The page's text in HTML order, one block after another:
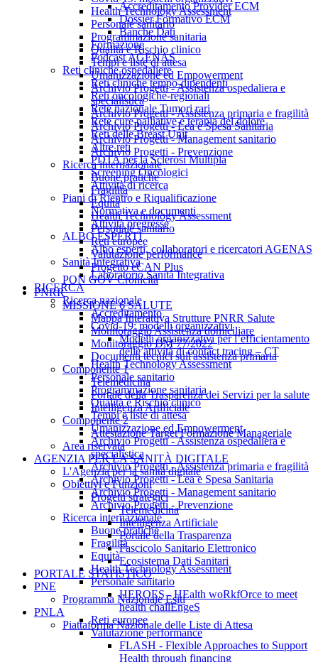
Health Technology Assessment
Personale sanitario
Programmazione sanitaria
Qualità e Rischio clinico
Tempi e liste di attesa
Umanizzazione ed Empowerment
Archivio Progetti - Assistenza ospedaliera e
specialistica
Archivio Progetti - Assistenza primaria e fragilità
Archivio Progetti - Lea e Spesa Sanitaria
Archivio Progetti - Management sanitario
Archivio Progetti - Prevenzione
Ricerca internazionale
Buone pratiche
Fragilità
Equità
Health Technology Assessment
Personale sanitario
Reti europee
Valutazione performance
Progetto eCAN Plus
PON GOV Cronicità
PNRR
MISSIONE 6 SALUTE
Mappa Interattiva Strutture PNRR Salute
Monitoraggio Assistenza domiciliare
Monitoraggio DM 77/2022
Documenti tecnici sull'assistenza primaria
Componente 1
Telemedicina
Portale della Trasparenza dei Servizi per la salute
Intelligenza Artificiale
Componente 2
Attestazione Target Formazione Manageriale
Area riservata
AGENZIA PER LA SANITÀ DIGITALE
L'Agenzia per la sanità digitale
Obiettivi e Funzioni
Progetti strategici
Telemedicina
Intelligenza Artificiale
Portale della Trasparenza
Fascicolo Sanitario Elettronico
Ecosistema Dati Sanitari
PORTALE STATISTICO
PNE
Programma Nazionale Esiti
PNLA
Piattaforma Nazionale delle Liste di Attesa
Accreditamento Provider ECM
Dossier Formativo ECM
Banche Dati
Formazione
Podcast AGENAS
Reti cliniche ospedaliere
Reti cliniche tempo-dipendenti
Reti oncologiche-regionali
Rete nazionale Tumori rari
Rete cure palliative e terapia del dolore
Reti delle Breast Unit
Altre reti
PDTA per la Sclerosi Multipla
Screening Oncologici
Attività di ricerca
Piani di Rientro e Riqualificazione
Normativa e documenti
Attività pregresse
ALBO ESPERTI
Albo esperti, collaboratori e ricercatori AGENAS
Sanità Integrativa
Laboratorio Sanità Integrativa
RICERCA
Ricerca nazionale
Accreditamento
Covid-19: modelli organizzativi
Modelli organizzativi per l’efficientamento
delle attività di contact tracing – CT
Health Technology Assessment
Personale sanitario
Programmazione sanitaria
Qualità e Rischio clinico
Tempi e liste di attesa
Umanizzazione ed Empowerment
Archivio Progetti - Assistenza ospedaliera e
specialistica
Archivio Progetti - Assistenza primaria e fragilità
Archivio Progetti - Lea e Spesa Sanitaria
Archivio Progetti - Management sanitario
Archivio Progetti - Prevenzione
Ricerca internazionale
Buone pratiche
Fragilità
Equità
Health Technology Assessment
Personale sanitario
HEROES - HEalth woRkfOrce to meet
health challEngeS
Reti europee
Valutazione performance
FLASH - Flexible Approaches to Support
Health through financing